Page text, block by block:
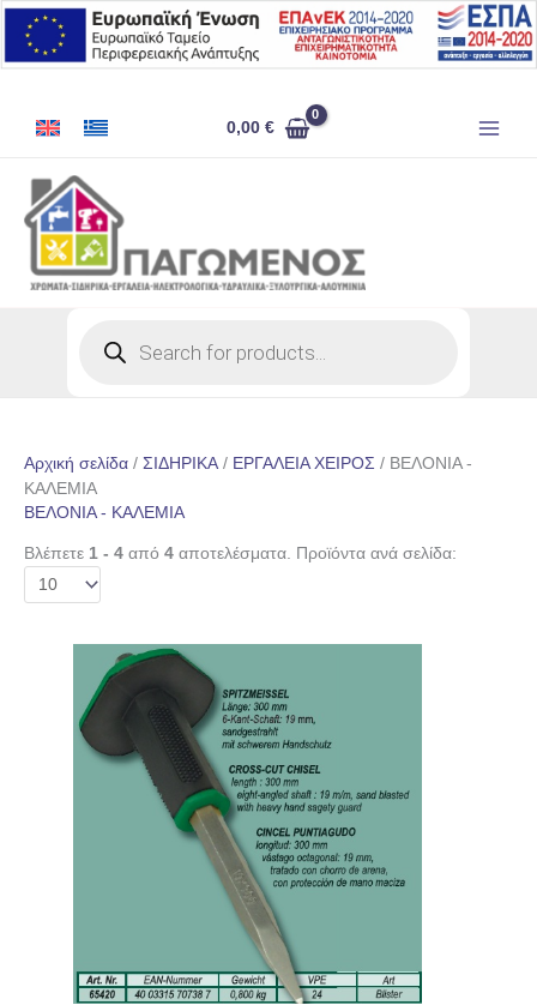
Μετάβαση
στο
περιεχόμενο
0,00€
Αρχική σελίδα / ΣΙΔΗΡΙΚΑ/ ΕΡΓΑΛΕΙΑ ΧΕΙΡΟΣ / ΒΕΛΟΝΙΑ -
ΚΑΛΕΜΙΑ
ΒΕΛΟΝΙΑ - ΚΑΛΕΜΙΑ
Βλέπετε 1 - 4 από 4 αποτελέσματα. Προϊόντα ανά σελίδα: